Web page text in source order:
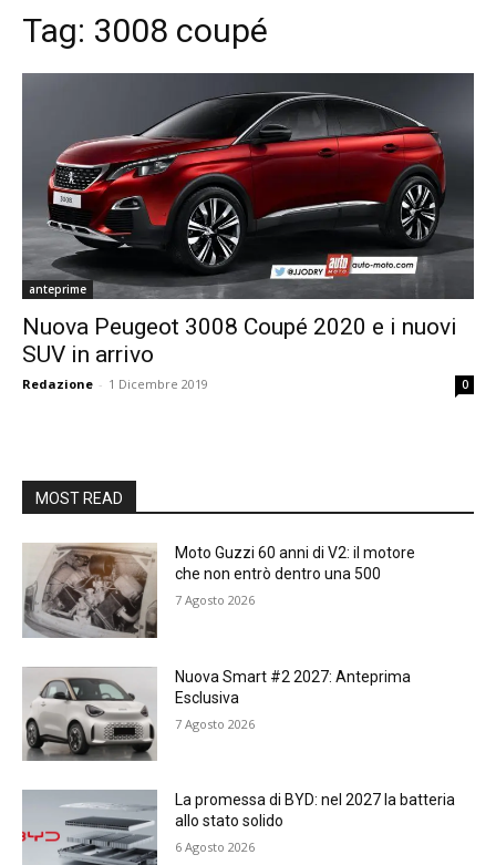
Tag: 3008 coupé
anteprime
Nuova Peugeot 3008 Coupé 2020 e i nuovi
SUV in arrivo
Redazione - 1 Dicembre 2019 0
MOST READ
Moto Guzzi 60 anni di V2: il motore
che non entrò dentro una 500
7 Agosto 2026
Nuova Smart #2 2027: Anteprima
Esclusiva
7 Agosto 2026
La promessa di BYD: nel 2027 la batteria
allo stato solido
6 Agosto 2026